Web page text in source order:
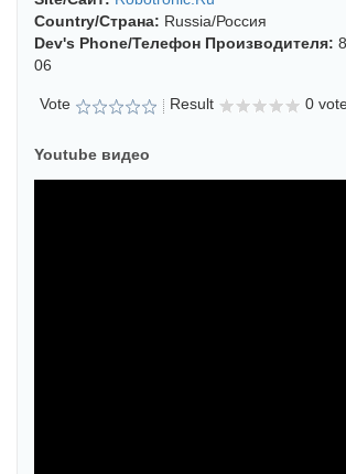
Country/страна: Russia/Россия
Dev's Phone/телефон Производителя:
06
Vote Result 0
Youtube видео